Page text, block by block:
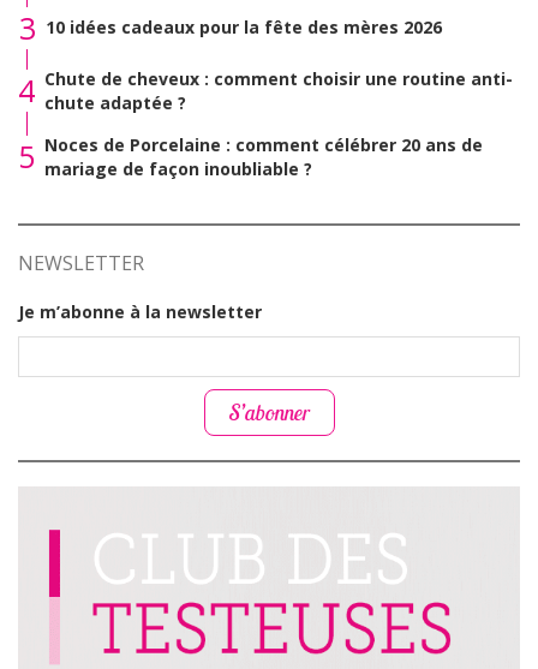
3 10 idées cadeaux pour la fête des mères 2026
4 Chute de cheveux : comment choisir une routine anti-
chute adaptée ?
5 Noces de Porcelaine : comment célébrer 20 ans de
mariage de façon inoubliable ?
NEWSLETTER
Je m’abonne à la newsletter
S’abonner